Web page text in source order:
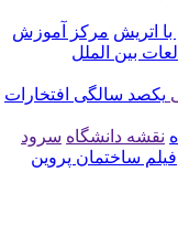
اتریش مرکز آموزش
بین الملل
یکصد سالگی افتخارات
نقشه دانشگاه سرود
فیلم ساختمان پروین